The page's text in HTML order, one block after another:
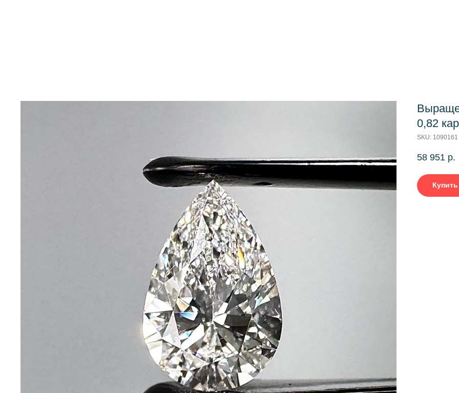
0,82
SKU: 1090161
58 951 р.
Купить